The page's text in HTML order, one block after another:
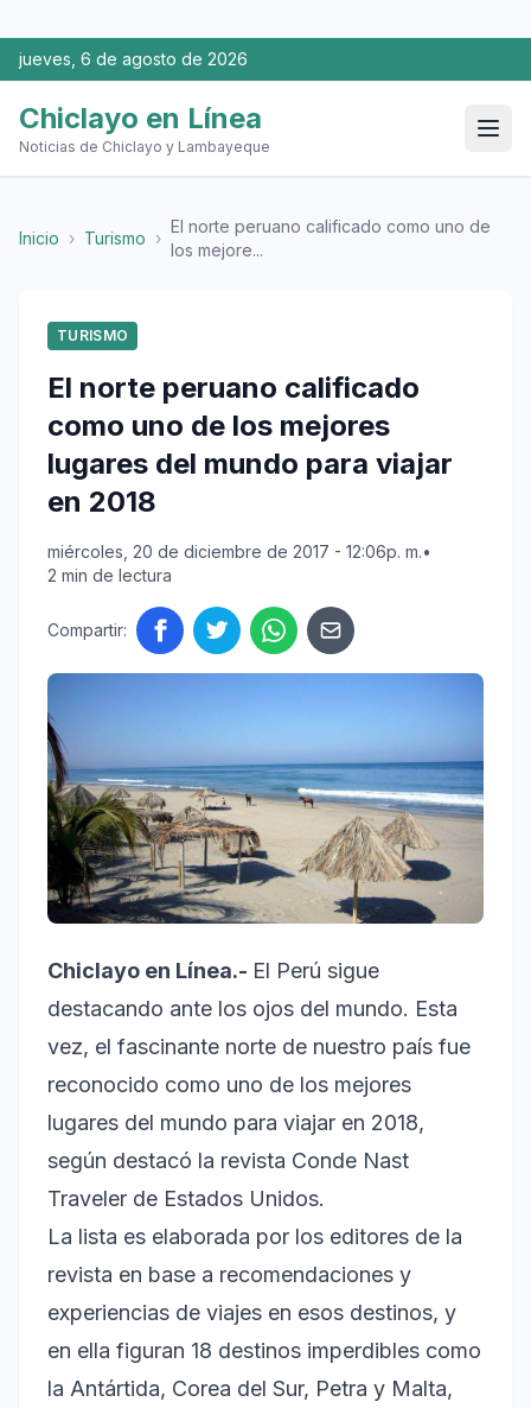
jueves, 6 de agosto de 2026
Chiclayo en Línea
Noticias de Chiclayo y Lambayeque
Inicio › Turismo ›
El norte peruano calificado como uno de
los mejore...
TURISMO
El norte peruano calificado
como uno de los mejores
lugares del mundo para viajar
en 2018
miércoles, 20 de diciembre de 2017 - 12:06p. m.•
2 min de lectura
Compartir:
Chiclayo en Línea.- El Perú sigue
destacando ante los ojos del mundo. Esta
vez, el fascinante norte de nuestro país fue
reconocido como uno de los mejores
lugares del mundo para viajar en 2018,
según destacó la revista Conde Nast
Traveler de Estados Unidos.
La lista es elaborada por los editores de la
revista en base a recomendaciones y
experiencias de viajes en esos destinos, y
en ella figuran 18 destinos imperdibles como
la Antártida, Corea del Sur, Petra y Malta,